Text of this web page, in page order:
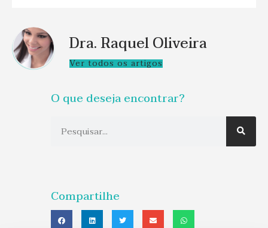
Dra. Raquel Oliveira
Ver todos os artigos
O que deseja encontrar?
Compartilhe